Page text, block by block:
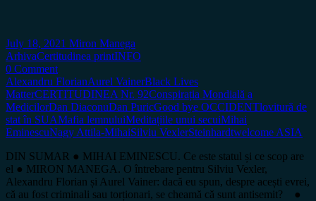
July 18, 2021 Miron Manega
ArhivaCertitudinea printINFO
0 Comment
Alexandru FlorianAurel VainerBlack Lives
MatterCERTITUDINEA Nr. 92Conspirația Mondială a
MedicilorDan DiaconuDan PuricGood bye OCCIDENTlovitură de
stat în SUAMafia lemnuluiMeditațiile unui secuiMihai
EminescuNagy Attila-MihaiSilviu VexlerSteinhardtwelcome ASIA
DIN SUMAR ● MIHAI EMINESCU. Ce este statul și ce scop are
el ● MIRON MANEGA. O întrebare pentru Silviu Vexler,
Alexandru Florian și Aurel Vainer: dacă eu spun, despre acești evrei,
că au fost criminali sau torționari, se cheamă că sunt antisemit? ●